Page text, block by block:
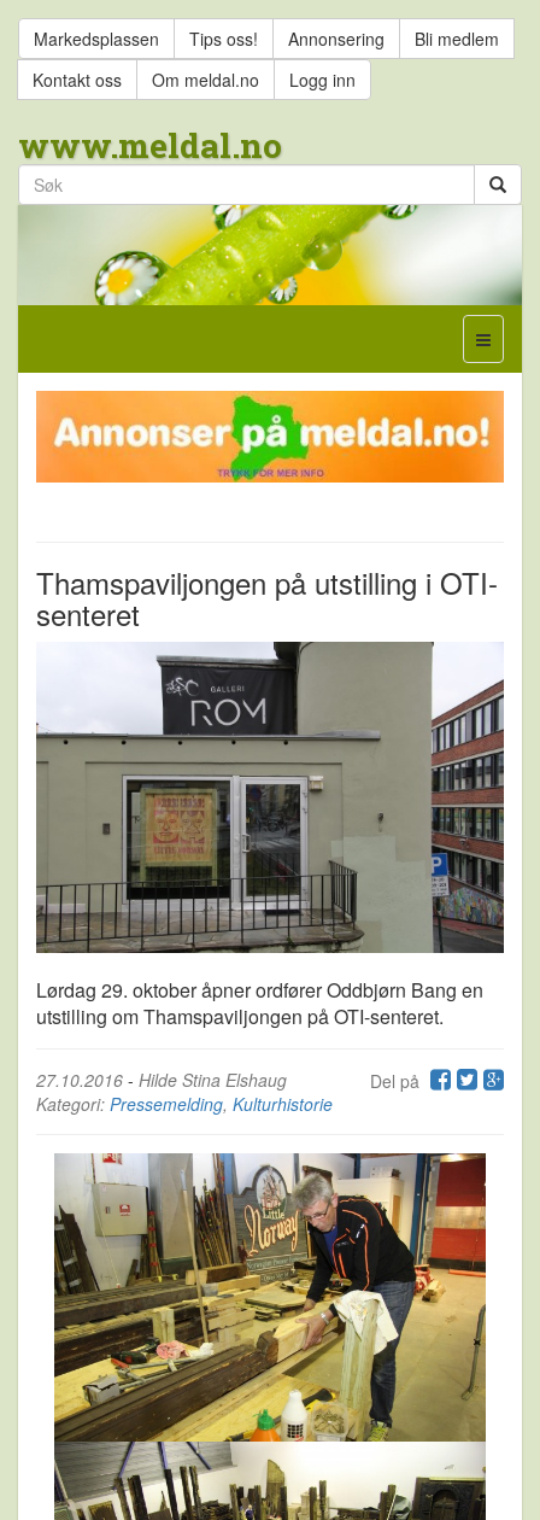
Markedsplassen Tips oss! Annonsering
Bli medlem
Kontakt oss
Om meldal.no Logg inn
www.meldal.no
Thamspaviljongen på utstilling i OTI-
senteret
Lørdag 29. oktober åpner ordfører Oddbjørn Bang en
utstilling om Thamspaviljongen på OTI-senteret.
Del på
27.10.2016 - Hilde Stina Elshaug
Kategori: Pressemelding, Kulturhistorie